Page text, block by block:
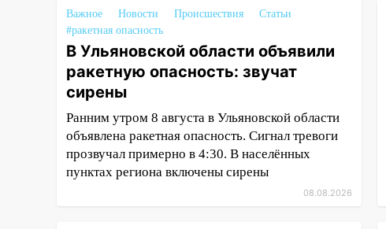
18:11 Ульяновская область
стала пилотным регионом
проекта «Культурное
долголетие»
17:16
Ульяновской областной
больницы поступили шесть
новых аппаратов ИВЛ
Важное Новости Происшествия
Статьи
#ракетная опасность
В Ульяновской области объявили
ракетную опасность: звучат
сирены
Ранним утром 8 августа в Ульяновской области
объявлена ракетная опасность. Сигнал тревоги
прозвучал примерно в 4:30. В населённых
пунктах региона включены сирены
08.08.2026